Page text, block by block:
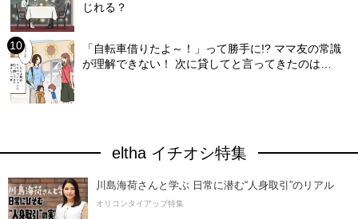
じれる？
「自転車借りたよ～！」って勝手に!? ママ友の常識
が理解できない！ 次に貸してと言ってきたのは…
eltha イチオシ特集
川島海荷さんと学ぶ 日常に潜む“人身取引”のリアル
オリコンタイアップ特集